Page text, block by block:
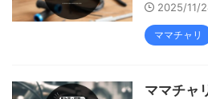
2025/11/
ママチャリ
ママチャ